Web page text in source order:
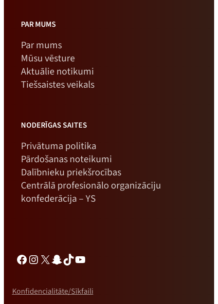
PAR MUMS
Par mums
Mūsu vēsture
Aktuālie notikumi
Tiešsaistes veikals
NODERĪGAS SAITES
Privātuma politika
Pārdošanas noteikumi
Dalībnieku priekšrocības
Centrālā profesionālo organizāciju
konfederācija – YS
Konfidencialitāte/Sīkfaili
Facebook
Instagram
X Snapchat
TikTokYouTube